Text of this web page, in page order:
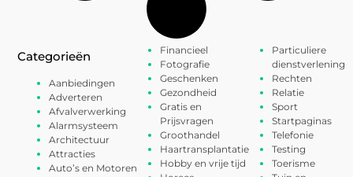
Categorieën
Aanbiedingen
Adverteren
Afvalverwerking
Alarmsysteem
Architectuur
Attracties
Auto’s en Motoren
Financieel
Fotografie
Geschenken
Gezondheid
Gratis en
Prijsvragen
Groothandel
Haartransplantatie
Hobby en vrije tijd
Particuliere
dienstverlening
Rechten
Relatie
Sport
Startpaginas
Telefonie
Testing
Toerisme